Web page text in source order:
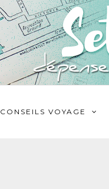
CONSEILS VOYAGE